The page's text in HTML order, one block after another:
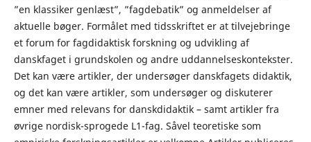
”en klassiker genlæst”, ”fagdebatik” og anmeldelser af
aktuelle bøger. Formålet med tidsskriftet er at tilvejebringe
et forum for fagdidaktisk forskning og udvikling af
danskfaget i grundskolen og andre uddannelseskontekster.
Det kan være artikler, der undersøger danskfagets didaktik,
og det kan være artikler, som undersøger og diskuterer
emner med relevans for danskdidaktik – samt artikler fra
øvrige nordisk-sprogede L1-fag. Såvel teoretiske som